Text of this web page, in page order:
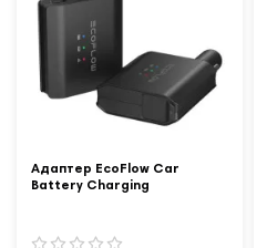
Адаптер EcoFlow Car
Battery Charging